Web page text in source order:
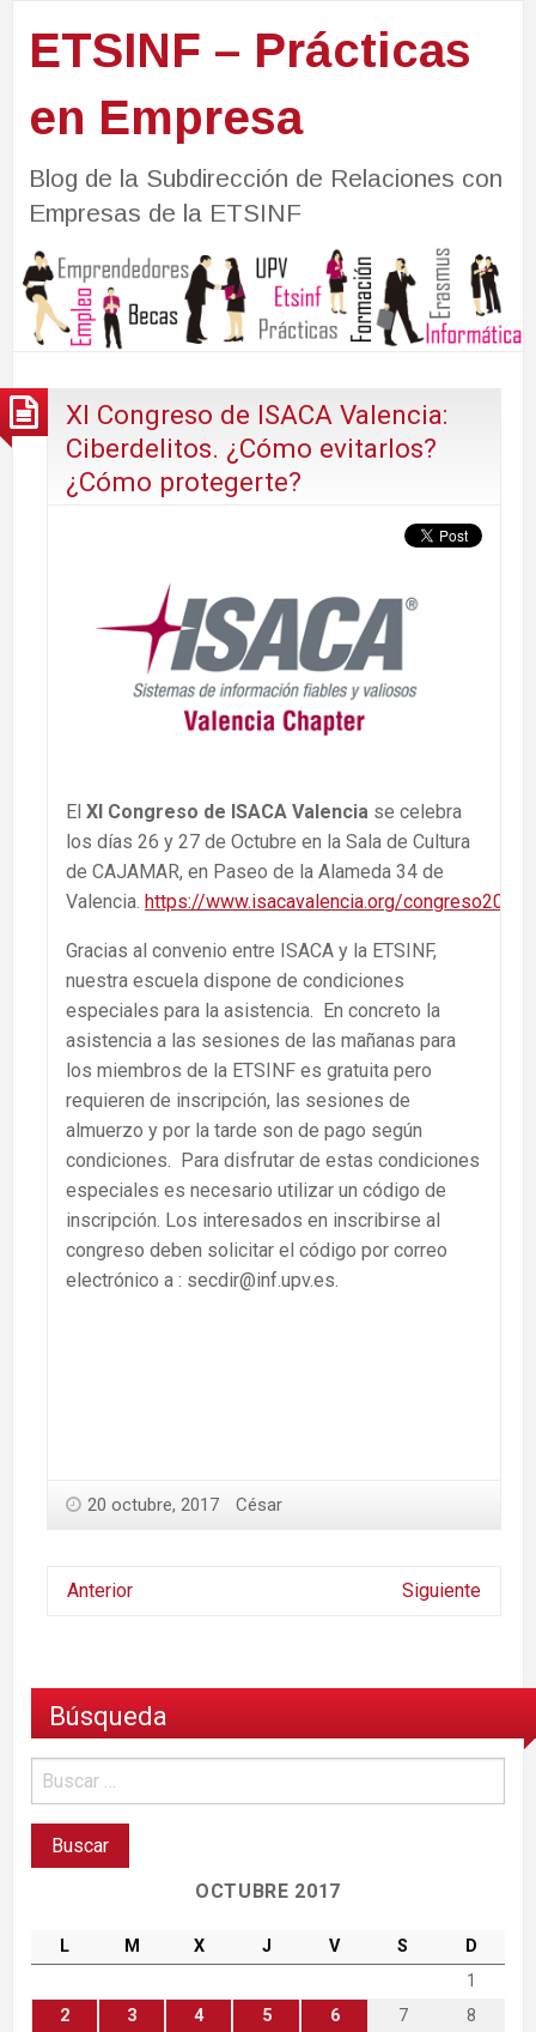
ETSINF – Prácticas
en Empresa
Blog de la Subdirección de Relaciones con
Empresas de la ETSINF
XI Congreso de ISACA Valencia:
Ciberdelitos. ¿Cómo evitarlos?
¿Cómo protegerte?
El XI Congreso de ISACA Valencia se celebra
los días 26 y 27 de Octubre en la Sala de Cultura
de CAJAMAR, en Paseo de la Alameda 34 de
Valencia. https://www.isacavalencia.org/congreso2017.
Gracias al convenio entre ISACA y la ETSINF,
nuestra escuela dispone de condiciones
especiales para la asistencia. En concreto la
asistencia a las sesiones de las mañanas para
los miembros de la ETSINF es gratuita pero
requieren de inscripción, las sesiones de
almuerzo y por la tarde son de pago según
condiciones. Para disfrutar de estas condiciones
especiales es necesario utilizar un código de
inscripción. Los interesados en inscribirse al
congreso deben solicitar el código por correo
electrónico a : secdir@inf.upv.es.
20 octubre, 2017 César
Anterior Siguiente
Búsqueda
OCTUBRE 2017
L M X J V S
D
1
2
3 4 5 6 7
8